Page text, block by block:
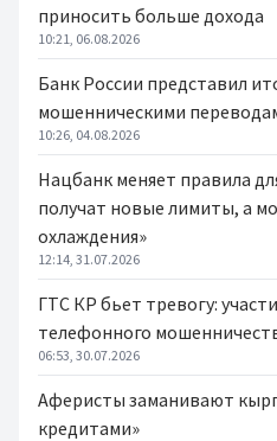
приносить больше дохода
10:21, 06.08.2026
Банк России представил
мошенническими
10:26, 04.08.2026
Нацбанк меняет правила
получат новые лимиты, а
охлаждения»
12:14, 31.07.2026
ГТС КР бьет тревогу:
телефонного
06:53, 30.07.2026
Аферисты заманивают
кредитами»